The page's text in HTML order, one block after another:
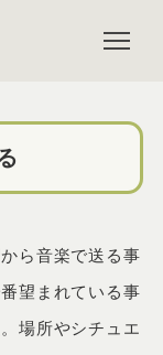
葬をさ
ら音楽で送る事
望まれている事
場所やシチュエ